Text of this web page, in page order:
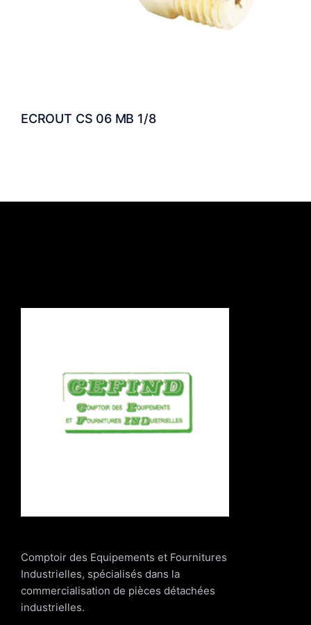
ECROUT CS 06 MB 1/8
Comptoir des Equipements et Fournitures
Industrielles, spécialisés dans la
commercialisation de pièces détachées
industrielles.